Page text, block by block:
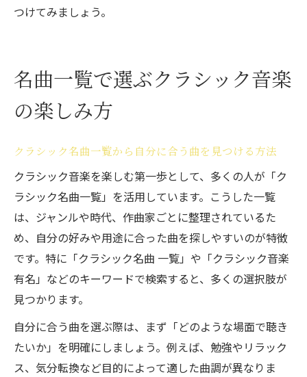
つけてみましょう。
名曲一覧で選ぶクラシック音楽
の楽しみ方
クラシック名曲一覧から自分に合う曲を見つける方法
クラシック音楽を楽しむ第一歩として、多くの人が「ク
ラシック名曲一覧」を活用しています。こうした一覧
は、ジャンルや時代、作曲家ごとに整理されているた
め、自分の好みや用途に合った曲を探しやすいのが特徴
です。特に「クラシック名曲 一覧」や「クラシック音楽
有名」などのキーワードで検索すると、多くの選択肢が
見つかります。
自分に合う曲を選ぶ際は、まず「どのような場面で聴き
たいか」を明確にしましょう。例えば、勉強やリラック
ス、気分転換など目的によって適した曲調が異なりま